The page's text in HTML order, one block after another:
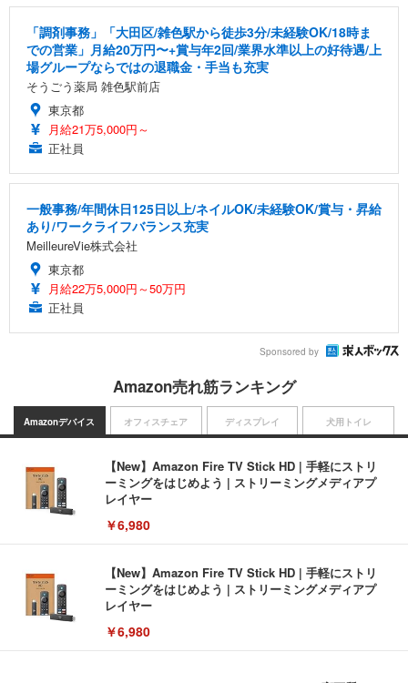
「調剤事務」「大田区/雑色駅から徒歩3分/未経験OK/18時ま
での営業」月給20万円〜+賞与年2回/業界水準以上の好待遇/上
場グループならではの退職金・手当も充実
そうごう薬局 雑色駅前店
東京都
月給21万5,000円～
正社員
一般事務/年間休日125日以上/ネイルOK/未経験OK/賞与・昇給
あり/ワークライフバランス充実
MeilleureVie株式会社
東京都
月給22万5,000円～50万円
正社員
Sponsored by
Amazon売れ筋ランキング
Amazonデバイス
【New】Amazon Fire TV Stick HD | 手軽にストリ
ーミングをはじめよう | ストリーミングメディアプ
レイヤー
￥6,980
【New】Amazon Fire TV Stick HD | 手軽にストリ
ーミングをはじめよう | ストリーミングメディアプ
レイヤー
￥6,980
オフィスチェア ディスプレイ 犬用トイレ